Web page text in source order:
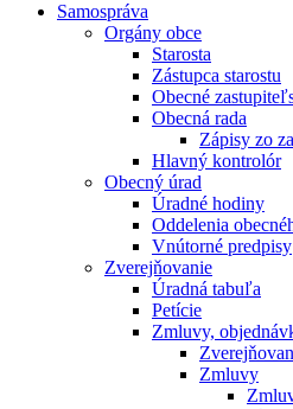
Samospráva
Orgány obce
Starosta
Zástupca starostu
Obecné
Obecná rada
Zápisy zo
Hlavný kontrolór
Obecný úrad
Úradné hodiny
Oddelenia
Vnútorné predpisy
Zverejňovanie
Úradná tabuľa
Petície
Zmluvy,
Zmluvy